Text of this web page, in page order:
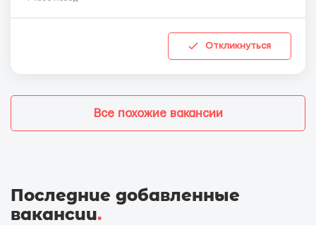
Откликнуться
Все похожие вакансии
Последние добавленные
вакансии.